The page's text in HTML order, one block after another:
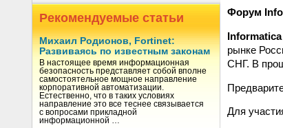
Рекомендуемые статьи
Михаил Родионов, Fortinet:
Развиваясь по известным законам
В настоящее время информационная
безопасность представляет собой вполне
самостоятельное мощное направление
корпоративной автоматизации.
Естественно, что в таких условиях
направление это все теснее связывается
с вопросами прикладной
информационной …
Форум
рынке
СНГ. В
Для